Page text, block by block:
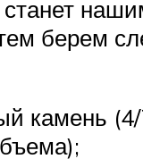
берем
камень